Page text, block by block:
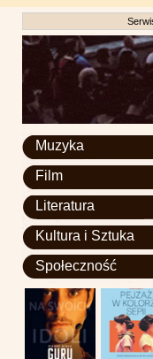
Muzyka
Film
Literatura
Kultura i Sztuka
Społeczność